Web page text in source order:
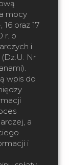
mocy
oraz 17
r. o
i
Nr
wpis do
a
i